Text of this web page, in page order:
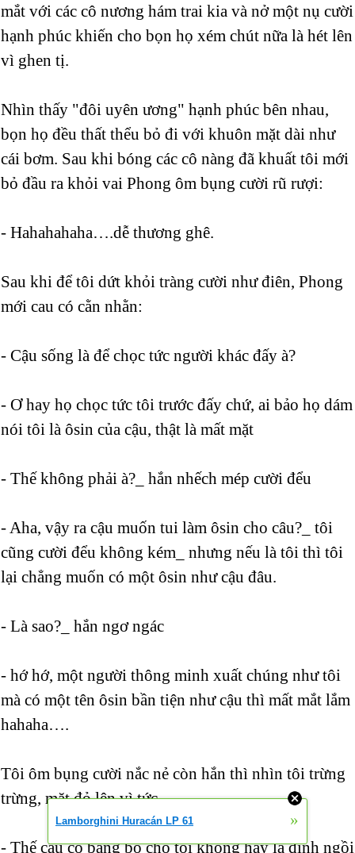
mắt với các cô nương hám trai kia và nở một nụ cười
hạnh phúc khiến cho bọn họ xém chút nữa là hét lên
vì ghen tị.
Nhìn thấy "đôi uyên ương" hạnh phúc bên nhau,
bọn họ đều thất thểu bỏ đi với khuôn mặt dài như
cái bơm. Sau khi bóng các cô nàng đã khuất tôi mới
bỏ đầu ra khỏi vai Phong ôm bụng cười rũ rượi:
- Hahahahaha….dễ thương ghê.
Sau khi để tôi dứt khỏi tràng cười như điên, Phong
mới cau có cằn nhằn:
- Cậu sống là để chọc tức người khác đấy à?
- Ơ hay họ chọc tức tôi trước đấy chứ, ai bảo họ dám
nói tôi là ôsin của cậu, thật là mất mặt
- Thế không phải à?_ hắn nhếch mép cười đểu
- Aha, vậy ra cậu muốn tui làm ôsin cho câu?_ tôi
cũng cười đểu không kém_ nhưng nếu là tôi thì tôi
lại chẳng muốn có một ôsin như cậu đâu.
- Là sao?_ hắn ngơ ngác
- hớ hớ, một người thông minh xuất chúng như tôi
mà có một tên ôsin bần tiện như cậu thì mất mắt lắm
hahaha….
Tôi ôm bụng cười nắc nẻ còn hắn thì nhìn tôi trừng
trừng, mặt đỏ lên vì tức.
- Thế cậu có băng bó cho tôi không hay là định ngồi
Lamborghini Huracán LP 61 »